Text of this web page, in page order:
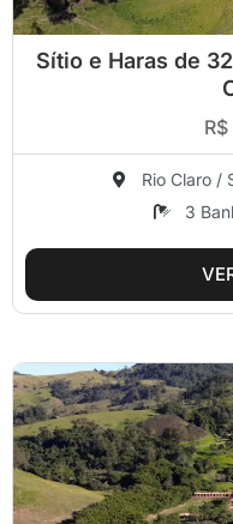
Sítio e Haras de
Rio Claro /
3